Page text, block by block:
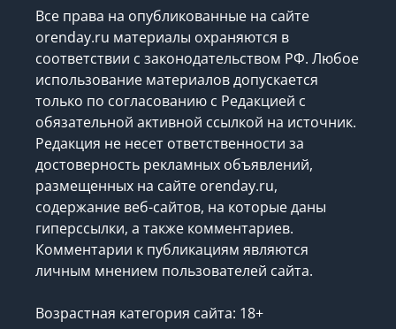
Использование материалов
Все права на опубликованные на сайте
orenday.ru материалы охраняются в
соответствии с законодательством РФ. Любое
использование материалов допускается
только по согласованию с Редакцией с
обязательной активной ссылкой на источник.
Редакция не несет ответственности за
достоверность рекламных объявлений,
размещенных на сайте orenday.ru,
содержание веб-сайтов, на которые даны
гиперссылки, а также комментариев.
личным мнением пользователей сайта.